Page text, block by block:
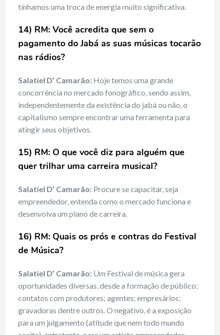
tínhamos uma troca de energia muito significativa.
14) RM: Você acredita que sem o
pagamento do Jabá as suas músicas tocarão
nas rádios?
Salatiel D’ Camarão: Hoje temos uma grande
concorrência no mercado fonográfico, sendo assim,
independentemente da existência do jabá ou não, o
capitalismo sempre encontrar uma ferramenta para
atingir seus objetivos.
15) RM: O que você diz para alguém que
quer trilhar uma carreira musical?
Salatiel D’ Camarão: Procure se capacitar, seja
empreendedor, entenda como o mercado funciona e
desenvolva um plano de carreira.
16) RM: Quais os prós e contras do Festival
de Música?
Salatiel D’ Camarão: Um Festival de música gera
oportunidades diversas, desde a formação de público;
contatos com produtores; agentes; empresários;
gravadoras dentre outros. O negativo, é a exposição
para um julgamento (atitude que nem todo mundo